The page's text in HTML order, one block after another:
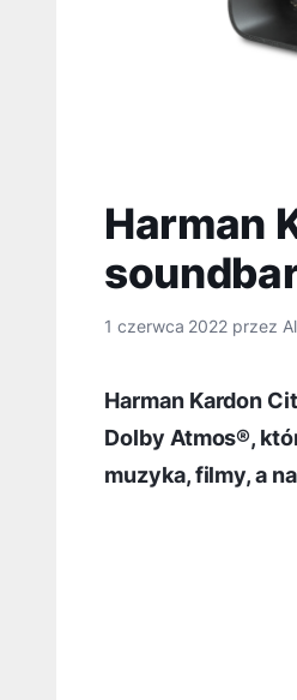
Harman
1 czerwca 2022 przez
Harman Kardon
Dolby Atmos®,
muzyka, filmy, a